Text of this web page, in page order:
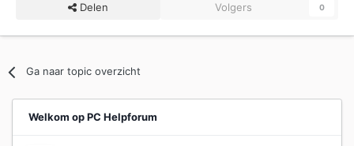
Delen Volgers 0
Ga naar topic overzicht
Welkom op PC Helpforum